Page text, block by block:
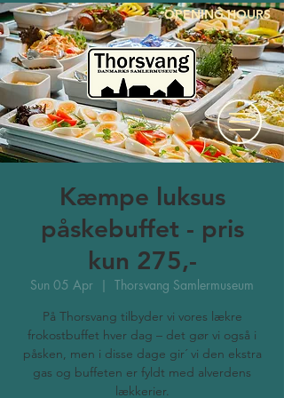
OPENING HOURS
Kæmpe luksus
påskebuffet - pris
kun 275,-
Sun 05 Apr
  |
Thorsvang Samlermuseum
På Thorsvang tilbyder vi vores lækre
frokostbuffet hver dag – det gør vi også i
påsken, men i disse dage gir´ vi den ekstra
gas og buffeten er fyldt med alverdens
lækkerier.